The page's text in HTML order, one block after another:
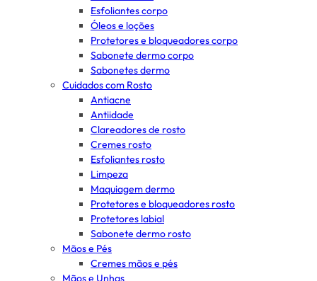
Esfoliantes corpo
Óleos e loções
Protetores e bloqueadores corpo
Sabonete dermo corpo
Sabonetes dermo
Cuidados com Rosto
Antiacne
Antiidade
Clareadores de rosto
Cremes rosto
Esfoliantes rosto
Limpeza
Maquiagem dermo
Protetores e bloqueadores rosto
Protetores labial
Sabonete dermo rosto
Mãos e Pés
Cremes mãos e pés
Mãos e Unhas